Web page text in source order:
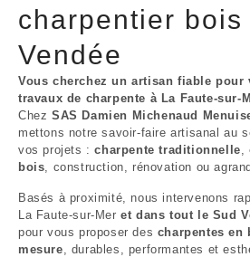
charpentier bois
Vendée
Vous cherchez un artisan fiable pour
travaux de charpente à La Faute-sur-
Chez SAS Damien Michenaud
mettons notre savoir-faire artisanal au
vos projets :charpente traditionnelle,
bois, construction, rénovation ou
Basés à proximité, nous intervenons
La Faute-sur-Meret dans tout le Sud
pour vous proposer des charpentes en
mesure, durables, performantes et